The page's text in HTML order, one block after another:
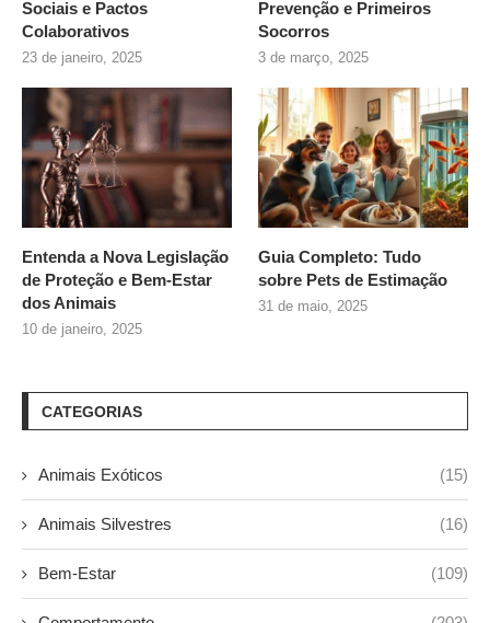
Sociais e Pactos
Colaborativos
23 de janeiro, 2025
Prevenção e Primeiros
Socorros
3 de março, 2025
Entenda a Nova Legislação
de Proteção e Bem-Estar
dos Animais
10 de janeiro, 2025
Guia Completo: Tudo
sobre Pets de Estimação
31 de maio, 2025
CATEGORIAS
Animais Exóticos (15)
Animais Silvestres (16)
Bem-Estar (109)